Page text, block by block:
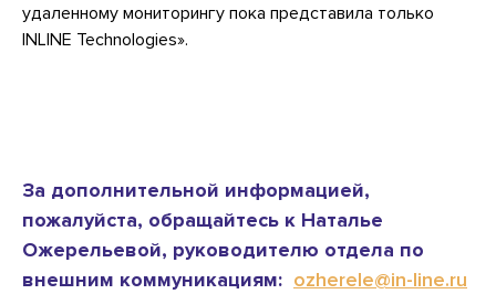
удаленному мониторингу пока представила только
INLINE Technologies».
За дополнительной информацией,
пожалуйста, обращайтесь к Наталье
Ожерельевой, руководителю отдела по
внешним коммуникациям: ozherele@in-line.ru